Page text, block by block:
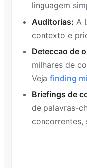
linguagem
Auditorias: A
contexto e
Deteccao de
milhares de
Veja finding
Briefings de
de palavras-
concorrentes,